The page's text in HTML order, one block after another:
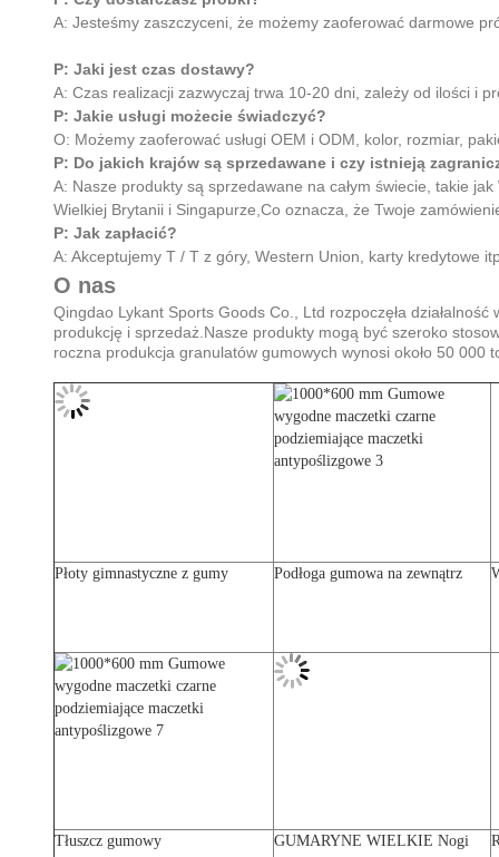
A: Jesteśmy zaszczyceni, że możemy zaoferować darmowe
P: Jaki jest czas dostawy?
A: Czas realizacji zazwyczaj trwa 10-20 dni, zależy od ilości i
P: Jakie usługi możecie świadczyć?
O: Możemy zaoferować usługi OEM i ODM, kolor, rozmiar,
P: Do jakich krajów są sprzedawane i czy istnieją
A: Nasze produkty są sprzedawane na całym świecie, takie
Wielkiej Brytanii i Singapurze,Co oznacza, że Twoje
P: Jak zapłacić?
A: Akceptujemy T / T z góry, Western Union, karty kredytowe
O nas
Qingdao Lykant Sports Goods Co., Ltd rozpoczęła
produkcję i sprzedaż.Nasze produkty mogą być szeroko
roczna produkcja granulatów gumowych wynosi około 50
Płoty gimnastyczne z gumy Podłoga gumowa na zewnątrz
Tłuszcz gumowy GUMARYNE WIELKIE Nogi